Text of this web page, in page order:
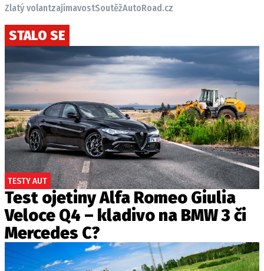
Zlatý volantzajímavostSoutěžAutoRoad.cz
STALO SE
TESTY AUT
Test ojetiny Alfa Romeo Giulia
Veloce Q4 – kladivo na BMW 3 či
Mercedes C?